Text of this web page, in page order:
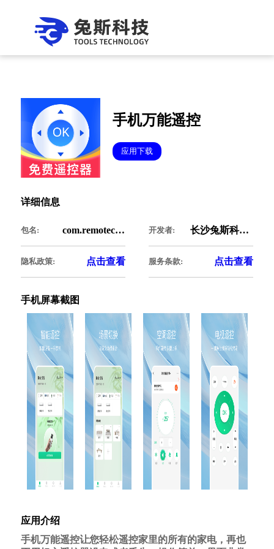
手机万能遥控
应用下载
详细信息
包名: com.remotecontrol.universal
隐私政策: 点击查看
开发者: 长沙兔斯科技有限公司
服务条款: 点击查看
手机屏幕截图
应用介绍
手机万能遥控让您轻松遥控家里的所有的家电，再也